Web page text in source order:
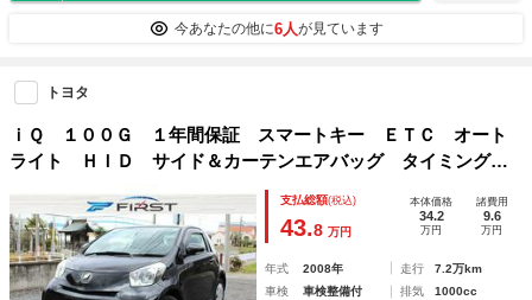
今あなたの他に6人が見ています
トヨタ
ｉＱ １００Ｇ １年間保証 スマートキー ＥＴＣ オート
ライト ＨＩＤ サイド＆カーテンエアバッグ タイミングチ
ェーン オートエアコン セキュリティ
支払総額(税込)
43.8 万円
本体価格
34.2
万円
諸費用
9.6
万円
年式 2008年 走行
7.2万km
車検
車検整備付 排気
1000cc